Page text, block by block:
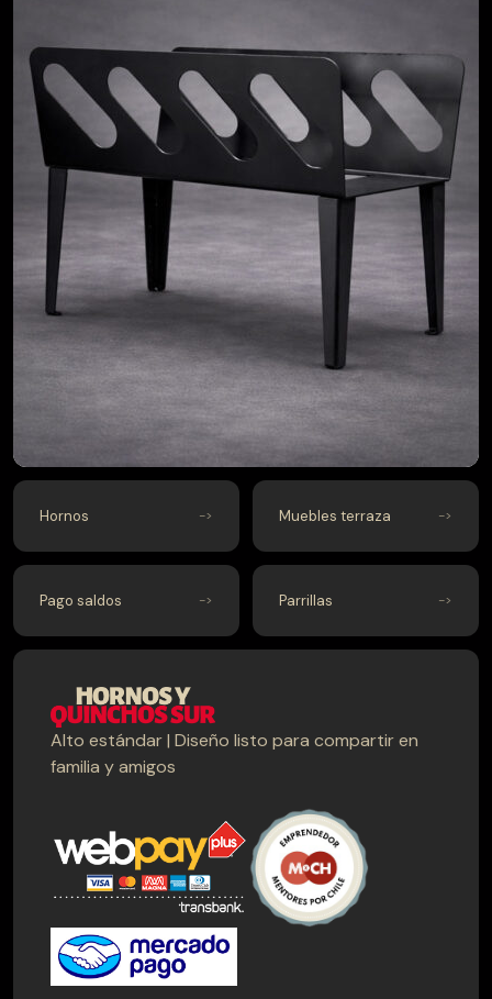
35.990
Hornos Muebles terraza
Pago saldos Parrillas
Alto estándar | Diseño listo para compartir en
familia y amigos